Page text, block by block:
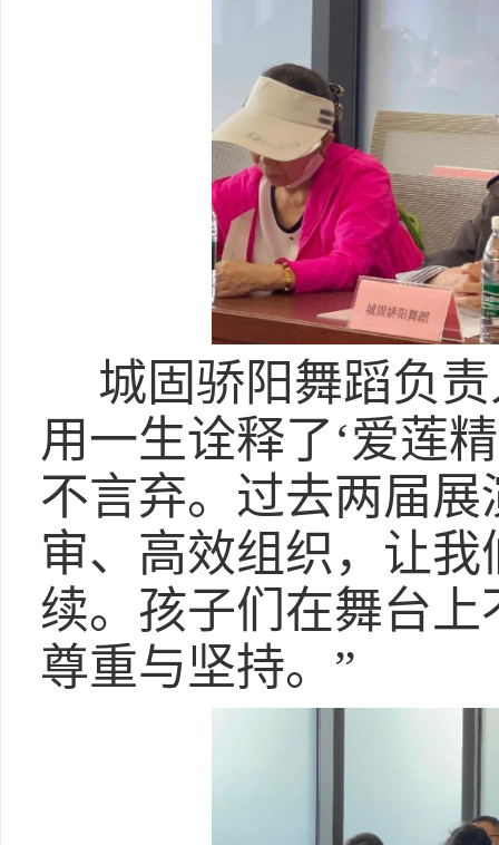
城固骄阳舞蹈负
用一生诠释了‘爱莲
不言弃。过去两届
审、高效组织，让
续。孩子们在舞台
尊重与坚持。”